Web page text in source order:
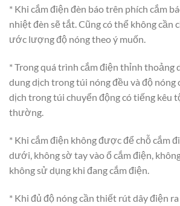
* Khi cắm điện đèn báo trên phích cắm
nhiệt đèn sẽ tắt. Cũng có thể không cần
ước lượng độ nóng theo ý muốn.
* Trong quá trình cắm điện thỉnh thoảng
dung dịch trong túi nóng đều và độ nóng
dịch trong túi chuyển động có tiếng kêu
thường.
* Khi cắm điện không được để chỗ cắm
dưới, không sờ tay vào ổ cắm điện,
không sử dụng khi đang cắm điện.
* Khi đủ độ nóng cần thiết rút dây điện